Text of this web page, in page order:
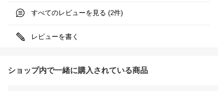
すべてのレビューを見る (2件)
レビューを書く
ショップ内で一緒に購入されている商品